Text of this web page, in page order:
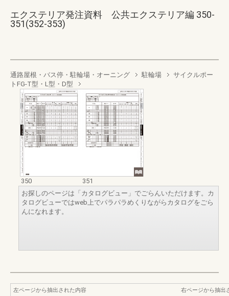
エクステリア発注資料 公共エクステリア編 350-
351(352-353)
通路屋根・バス停・駐輪場・オーニング 駐輪場
サイクルポー
トFG-T型・L型・D型
350
351
お探しのページは「カタログビュー」でごらんいただけます。カ
タログビューではweb上でパラパラめくりながらカタログをごら
んになれます。
左ページから抽出された内容
右ページから抽出